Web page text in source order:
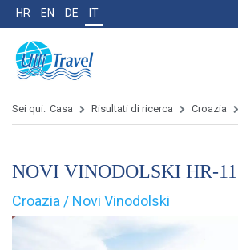
HR EN DE IT
Sei qui: Casa Risultati di ricerca Croazia
NOVI VINODOLSKI HR-
Croazia / Novi Vinodolski